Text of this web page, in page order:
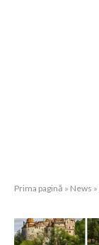
Prima pagină » News »